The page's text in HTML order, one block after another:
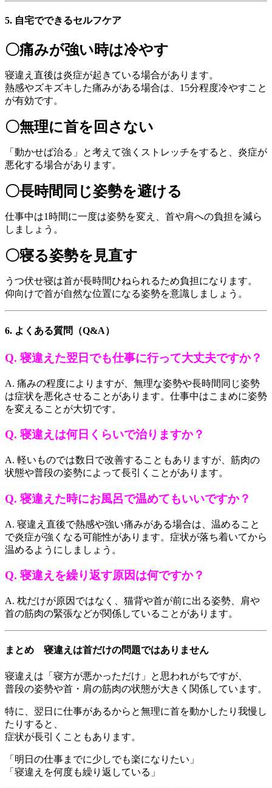
5. 自宅でできるセルフケア
〇痛みが強い時は冷やす
寝違え直後は炎症が起きている場合があります。
熱感やズキズキした痛みがある場合は、15分程度冷やすこと
が有効です。
〇無理に首を回さない
「動かせば治る」と考えて強くストレッチをすると、炎症が
悪化する場合があります。
〇長時間同じ姿勢を避ける
仕事中は1時間に一度は姿勢を変え、首や肩への負担を減ら
しましょう。
〇寝る姿勢を見直す
うつ伏せ寝は首が長時間ひねられるため負担になります。
仰向けで首が自然な位置になる姿勢を意識しましょう。
6. よくある質問（Q&A）
Q. 寝違えた翌日でも仕事に行って大丈夫ですか？
A. 痛みの程度によりますが、無理な姿勢や長時間同じ姿勢
は症状を悪化させることがあります。仕事中はこまめに姿勢
を変えることが大切です。
Q. 寝違えは何日くらいで治りますか？
A. 軽いものでは数日で改善することもありますが、筋肉の
状態や普段の姿勢によって長引くことがあります。
Q. 寝違えた時にお風呂で温めてもいいですか？
A. 寝違え直後で熱感や強い痛みがある場合は、温めること
で炎症が強くなる可能性があります。症状が落ち着いてから
温めるようにしましょう。
Q. 寝違えを繰り返す原因は何ですか？
A. 枕だけが原因ではなく、猫背や首が前に出る姿勢、肩や
首の筋肉の緊張などが関係していることがあります。
まとめ 寝違えは首だけの問題ではありません
寝違えは「寝方が悪かっただけ」と思われがちですが、
普段の姿勢や首・肩の筋肉の状態が大きく関係しています。
特に、翌日に仕事があるからと無理に首を動かしたり我慢し
たりすると、
症状が長引くこともあります。
「明日の仕事までに少しでも楽になりたい」
「寝違えを何度も繰り返している」